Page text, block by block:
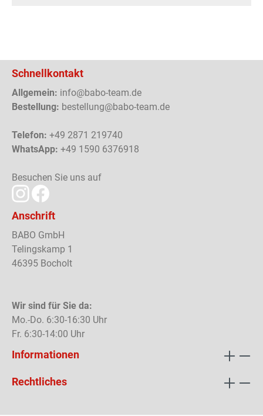
Schnellkontakt
Allgemein: info@babo-team.de
Bestellung: bestellung@babo-team.de
Telefon: +49 2871 219740
WhatsApp: +49 1590 6376918
Besuchen Sie uns auf
Anschrift
BABO GmbH
Telingskamp 1
46395 Bocholt
Wir sind für Sie da:
Mo.-Do. 6:30-16:30 Uhr
Fr. 6:30-14:00 Uhr
Informationen
Rechtliches